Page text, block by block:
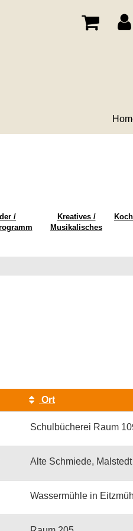
/
Kreatives /
Musikalisches
Ort
Schulbücherei Raum
Alte Schmiede, Malstedt
Wassermühle in